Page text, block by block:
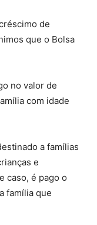
de
que o Bolsa
no valor de
com idade
a famílias
e
caso, é pago o
família que